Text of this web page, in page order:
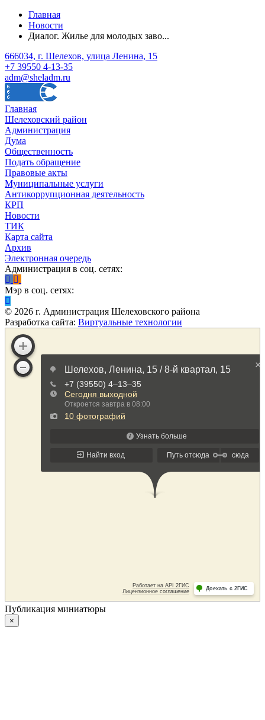
Главная
Новости
Диалог. Жилье для молодых заво...
666034, г. Шелехов, улица Ленина, 15
+7 39550 4-13-35
adm@sheladm.ru
Главная
Шелеховский район
Администрация
Дума
Общественность
Подать обращение
Правовые акты
Муниципальные услуги
Антикоррупционная деятельность
КРП
Новости
ТИК
Карта сайта
Архив
Электронная очередь
Администрация в соц. сетях:
Мэр в соц. сетях:
© 2026 г. Администрация Шелеховского района
Разработка сайта: Виртуальные технологии
Публикация миниатюры
×